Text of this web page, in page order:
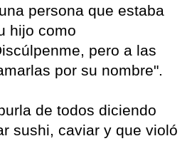
persona que estaba
hijo como
pero a las
por su nombre".
de todos diciendo
sushi, caviar y que violó